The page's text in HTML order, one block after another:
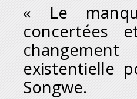
« Le
concertées
existentielle
Songwe.